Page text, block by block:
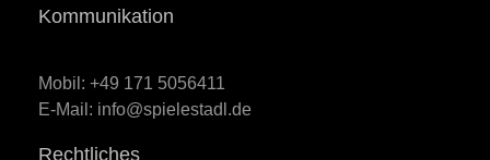
Kommunikation
Mobil: +49 171 5056411
E-Mail: info@spielestadl.de
Rechtliches